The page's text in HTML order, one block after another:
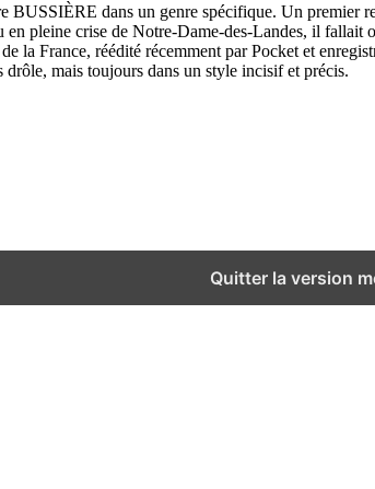
BUSSIÈRE dans un genre spécifique. Un premier
en pleine crise de Notre-Dame-des-Landes, il
la France, réédité récemment par Pocket et
drôle, mais toujours dans un style incisif et précis.
Quitter la version